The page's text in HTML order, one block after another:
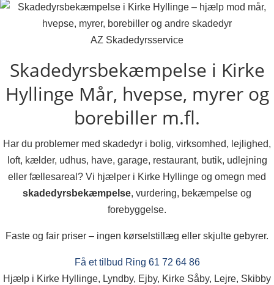
AZ Skadedyrsservice
Skadedyrsbekæmpelse i Kirke
Hyllinge Mår, hvepse, myrer og
borebiller m.fl.
Har du problemer med skadedyr i bolig, virksomhed, lejlighed,
loft, kælder, udhus, have, garage, restaurant, butik, udlejning
eller fællesareal? Vi hjælper i Kirke Hyllinge og omegn med
skadedyrsbekæmpelse, vurdering, bekæmpelse og
forebyggelse.
Faste og fair priser – ingen kørselstillæg eller skjulte gebyrer.
Få et tilbud Ring 61 72 64 86
Hjælp i Kirke Hyllinge, Lyndby, Ejby, Kirke Såby, Lejre, Skibby